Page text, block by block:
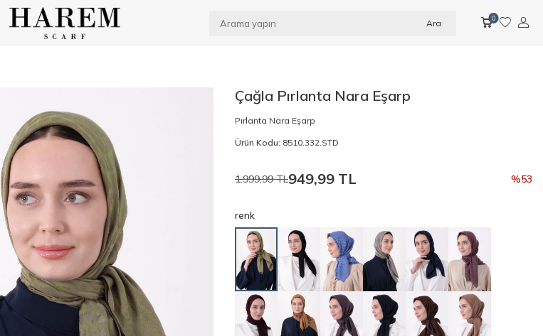
Ara 0
Çağla Pırlanta Nara Eşarp
Pırlanta Nara Eşarp
Ürün Kodu: 8510.332.STD
1.999,99TL949,99 TL %53
renk